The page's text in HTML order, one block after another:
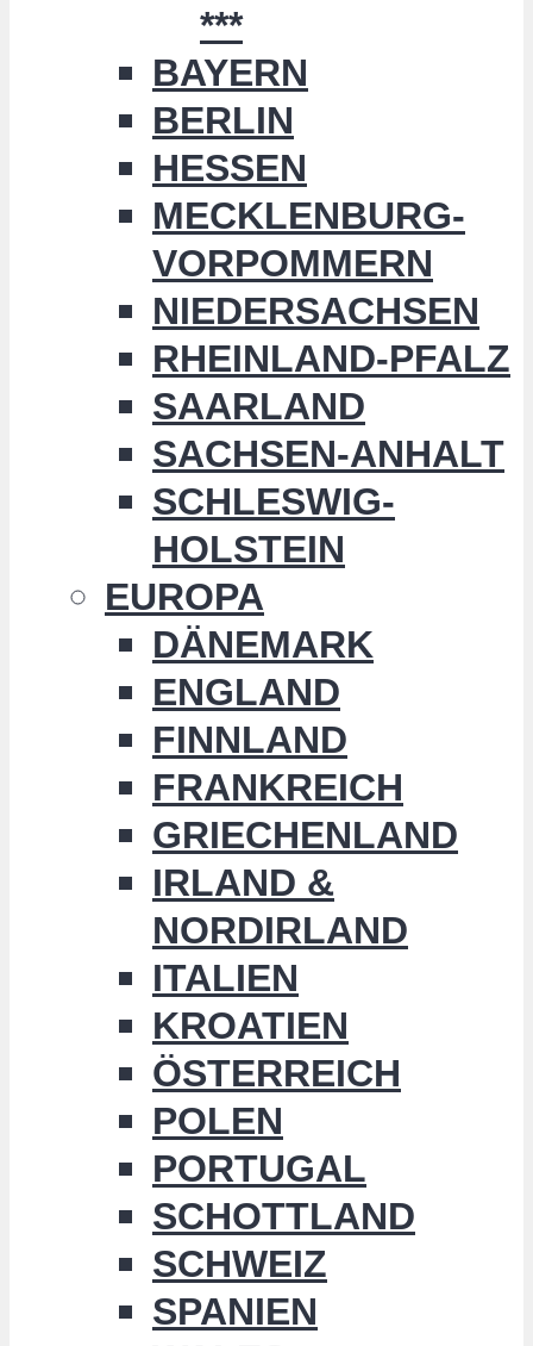
***
BAYERN
BERLIN
HESSEN
MECKLENBURG-
VORPOMMERN
NIEDERSACHSEN
RHEINLAND-PFALZ
SAARLAND
SACHSEN-ANHALT
SCHLESWIG-
HOLSTEIN
EUROPA
DÄNEMARK
ENGLAND
FINNLAND
FRANKREICH
GRIECHENLAND
IRLAND &
NORDIRLAND
ITALIEN
KROATIEN
ÖSTERREICH
POLEN
PORTUGAL
SCHOTTLAND
SCHWEIZ
SPANIEN